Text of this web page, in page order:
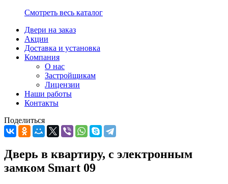
Смотреть весь каталог
Двери на заказ
Акции
Доставка и установка
Компания
О нас
Застройщикам
Лицензии
Наши работы
Контакты
Поделиться
Дверь в квартиру, с электронным
замком Smart 09